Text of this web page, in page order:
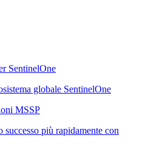
SentinelOne
globale SentinelOne
MSSP
successo più rapidamente con